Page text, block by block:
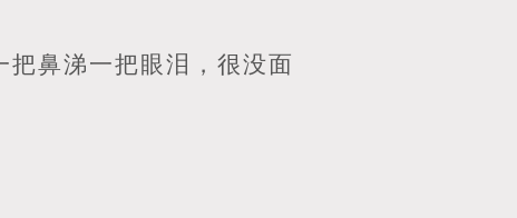
鼻涕一把眼泪，很没面